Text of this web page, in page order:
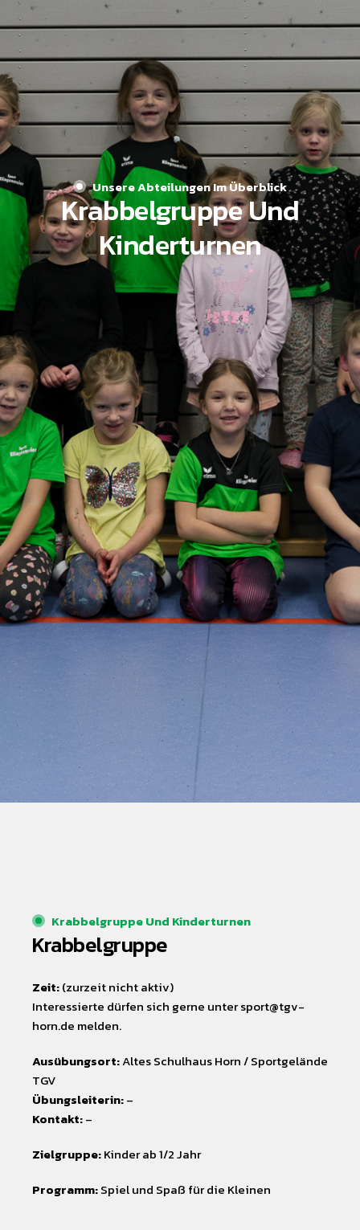
Unsere Abteilungen Im Überblick
Krabbelgruppe Und
Kinderturnen​
Krabbelgruppe Und Kinderturnen
Krabbelgruppe
Zeit:(zurzeit nicht aktiv)
Interessierte dürfen sich gerne unter sport@tgv-
horn.de melden.
Ausübungsort:Altes Schulhaus Horn / Sportgelände
TGV
Übungsleiterin:–
Kontakt:–
Zielgruppe:Kinder ab 1/2 Jahr
Programm:Spiel und Spaß für die Kleinen